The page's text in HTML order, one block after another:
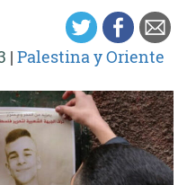
| Palestina y Oriente